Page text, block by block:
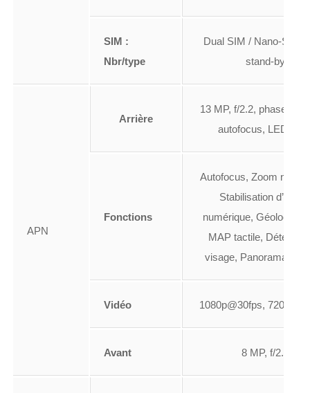
SIM :
Nbr/type
Dual SIM / Nano-SIM /
stand-by
APN
Arrière
13 MP, f/2.2, phase
autofocus, LED
Fonctions
Autofocus, Zoom
Stabilisation
numérique,
MAP tactile,
visage, Panorama,
Vidéo 1080p@30fps,
Avant 8 MP, f/2.4